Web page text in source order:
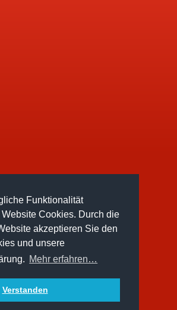
Funktionalität
Cookies. Durch die
akzeptieren Sie den
und unsere
Mehr erfahren…
Verstanden